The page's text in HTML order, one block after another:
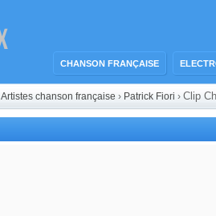
CHANSON FRANÇAISE
Artistes chanson française › Patrick Fiori › Clip